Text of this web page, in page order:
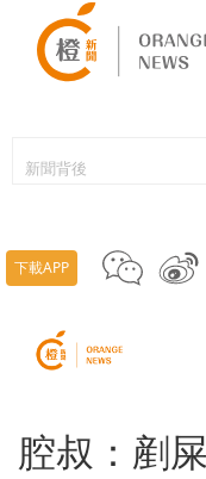
下載APP
腔叔：剷